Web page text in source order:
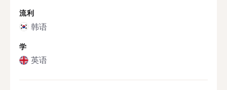
流利
韩语
学
英语